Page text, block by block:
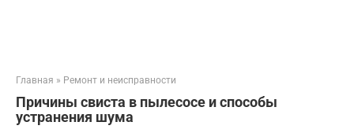
Главная » Ремонт и неисправности
Причины свиста в пылесосе и способы
устранения шума